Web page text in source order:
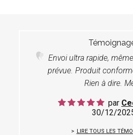
Envoi ultra rapide,
prévue. Produit
Rien à dire.
par
30/12/
LIRE TOUS LES